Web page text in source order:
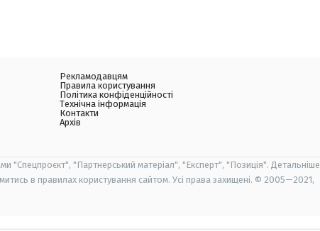
Рекламодавцям
Правила користування
Політика конфіденційності
Технічна інформація
Контакти
Архів
"Спецпроєкт", "Партнерський матеріал", "Експерт", "Позиція". Детальніше
в правилах користування сайтом. Усі права захищені. © 2005—2021,